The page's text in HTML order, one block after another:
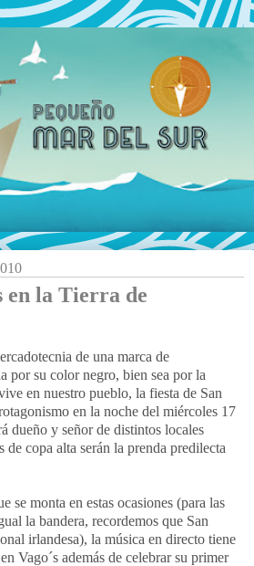
en la Tierra de
de una marca de
por su color negro, bien sea por la
en nuestro pueblo, la fiesta de San
en la noche del miércoles 17
dueño y señor de distintos locales
de copa alta serán la prenda predilecta
se monta en estas ocasiones (para las
la bandera, recordemos que San
irlandesa), la música en directo tiene
Vago´s además de celebrar su primer